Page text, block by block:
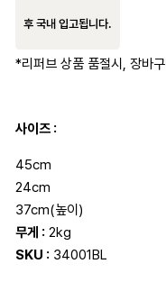
후 국내 입고됩니다.
*리퍼브 상품 품절시, 장바
사이즈 :
45cm
24cm
37cm(높이)
무게 :2kg
SKU :34001BL